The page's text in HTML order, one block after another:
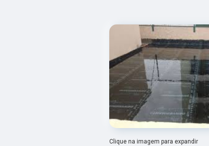
Clique na imagem para expandir